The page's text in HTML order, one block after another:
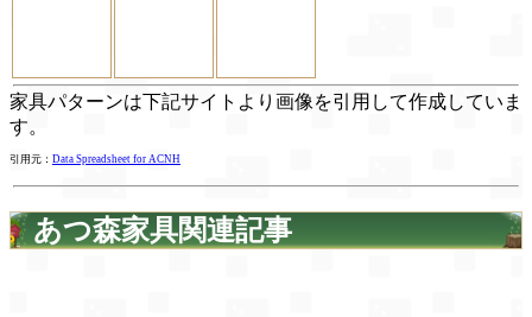
家具パターンは下記サイトより画像を引用して作成していま
す。
引用元： Data Spreadsheet for ACNH
あつ森家具関連記事